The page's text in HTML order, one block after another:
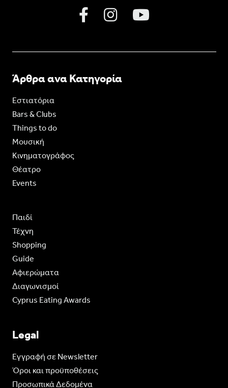
Άρθρα ανα Κατηγορία
Εστιατόρια
Bars & Clubs
Things to do
Moυσική
Κινηματογράφος
Θέατρο
Events
Παιδί
Τέχνη
Shopping
Guide
Aφιερώματα
Διαγωνισμοί
Cyprus Eating Awards
Legal
Eγγραφή σε Newsletter
Όροι και προϋποθέσεις
Προσωπικά Δεδομένα